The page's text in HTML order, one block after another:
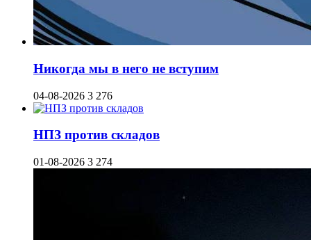
Никогда мы в него не вступим
04-08-2026 3 276
НПЗ против складов
01-08-2026 3 274